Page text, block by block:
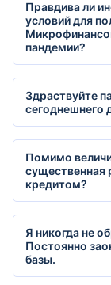
Правдива ли
условий для
пандемии?
Здраствуйте
сегоднешнего
Помимо
существенная
кредитом?
Я никогда не
Постоянно
базы.